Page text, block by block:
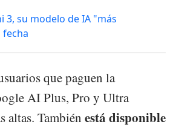
3, su modelo de IA "más
que paguen la
AI Plus, Pro y Ultra
altas. También está disponible